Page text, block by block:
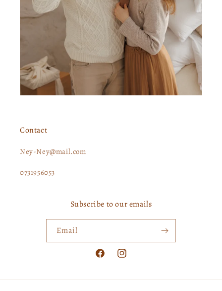
Contact
Ney-Ney@mail.com
0731956053
Subscribe to our emails
Email
FacebookInstagram